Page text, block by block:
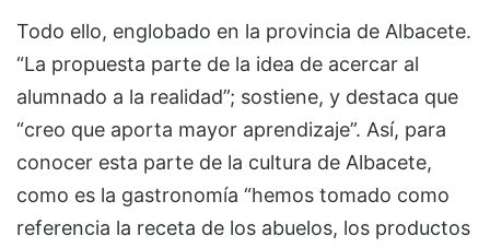
Todo ello, englobado en la provincia de Albacete.
“La propuesta parte de la idea de acercar al
alumnado a la realidad”; sostiene, y destaca que
“creo que aporta mayor aprendizaje”. Así, para
conocer esta parte de la cultura de Albacete,
como es la gastronomía “hemos tomado como
referencia la receta de los abuelos, los productos